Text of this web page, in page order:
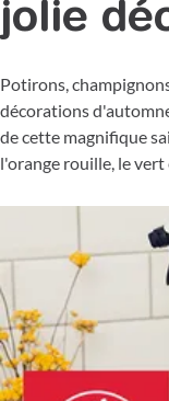
jolie
Potirons,
décorations
de cette magnifique
l'orange rouille, le vert